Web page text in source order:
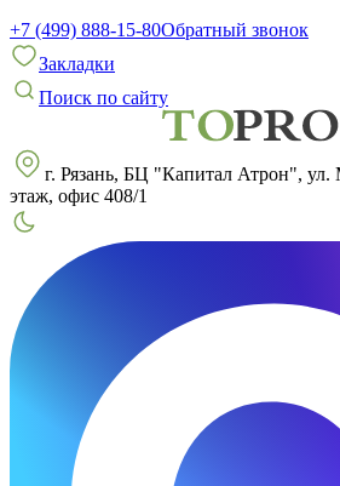
+7 (499) 888-15-80Обратный звонок
Закладки
Поиск по сайту
г. Рязань, БЦ "Капитал Атрон", ул.
этаж, офис 408/1